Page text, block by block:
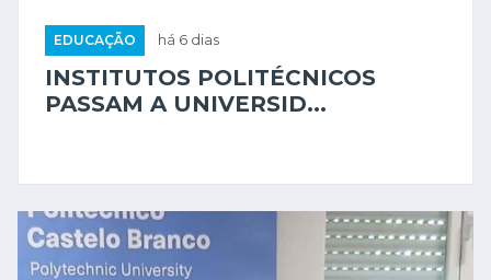
EDUCAÇÃO há 6 dias
INSTITUTOS POLITÉCNICOS
PASSAM A UNIVERSID...